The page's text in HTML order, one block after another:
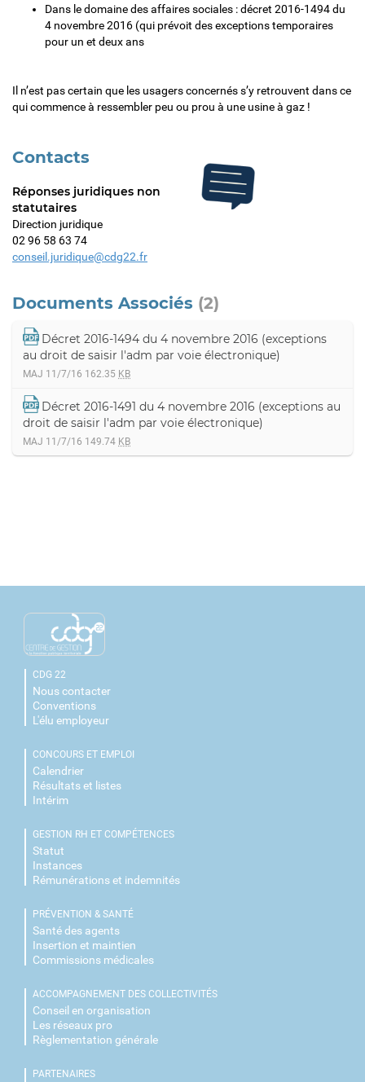
Dans le domaine des affaires sociales : décret 2016-1494 du
4 novembre 2016 (qui prévoit des exceptions temporaires
pour un et deux ans
Il n’est pas certain que les usagers concernés s’y retrouvent dans ce
qui commence à ressembler peu ou prou à une usine à gaz !
Contacts
Réponses juridiques non
statutaires
Direction juridique
02 96 58 63 74
conseil.juridique@cdg22.fr
Documents Associés (2)
Décret 2016-1494 du 4 novembre 2016 (exceptions
au droit de saisir l'adm par voie électronique)
MAJ 11/7/16 162.35 KB
Décret 2016-1491 du 4 novembre 2016 (exceptions au
droit de saisir l'adm par voie électronique)
MAJ 11/7/16 149.74 KB
CDG 22
Nous contacter
Conventions
L'élu employeur
CONCOURS ET EMPLOI
Calendrier
Résultats et listes
Intérim
GESTION RH ET COMPÉTENCES
Statut
Instances
Rémunérations et indemnités
PRÉVENTION & SANTÉ
Santé des agents
Insertion et maintien
Commissions médicales
ACCOMPAGNEMENT DES COLLECTIVITÉS
Conseil en organisation
Les réseaux pro
Règlementation générale
PARTENAIRES